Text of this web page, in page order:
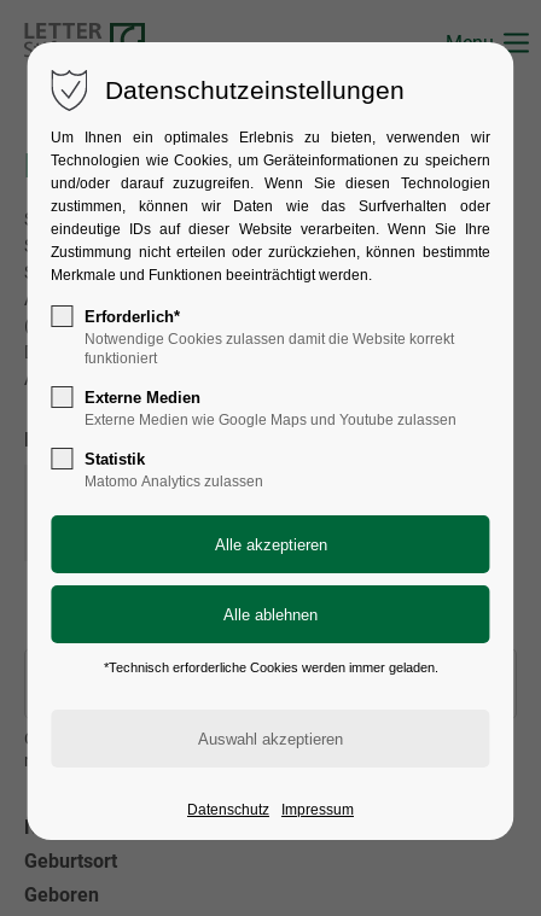
Menu
Künstler
Suchen Sie nach einem Künstler, der mit Werken in unserer
Sammlung vertreten ist.
Sie können den vollständigen Namen, einen
Anfangsbuchstaben oder ein Anfangsfragment eingeben
(nach dem Muster Nachname, Vorname).
Die Erfassung der Künstlernamen folgt dem Standard des
Allgemeinen Künstlerlexikons AKL.
Nachname:
J K L M
W X Y
Alle Ergebnisse anzeigen
Geben Sie den Nachnamen des Künstlers ein und bestätigen Sie
mit »Enter«
Name
Geburtsort
Geboren
Datenschutzeinstellungen
Um Ihnen ein optimales Erlebnis zu bieten, verwenden wir
Technologien wie Cookies, um Geräteinformationen zu speichern
und/oder darauf zuzugreifen. Wenn Sie diesen Technologien
zustimmen, können wir Daten wie das Surfverhalten oder
eindeutige IDs auf dieser Website verarbeiten. Wenn Sie Ihre
Zustimmung nicht erteilen oder zurückziehen, können bestimmte
Merkmale und Funktionen beeinträchtigt werden.
Erforderlich*
Notwendige Cookies zulassen damit die Website korrekt
funktioniert
Externe Medien
Externe Medien wie Google Maps und Youtube zulassen
Statistik
Matomo Analytics zulassen
*Technisch erforderliche Cookies werden immer geladen.
Datenschutz Impressum